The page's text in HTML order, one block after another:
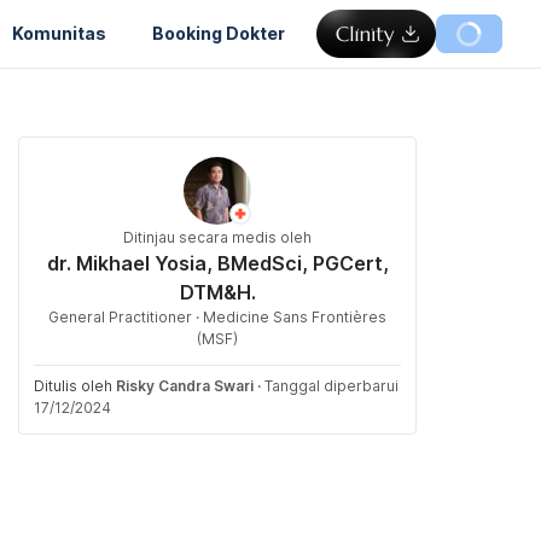
Komunitas Booking Dokter
Ditinjau secara medis oleh
dr. Mikhael Yosia, BMedSci, PGCert,
DTM&H.
General Practitioner · Medicine Sans Frontières
(MSF)
Ditulis oleh Risky Candra Swari · Tanggal diperbarui
17/12/2024